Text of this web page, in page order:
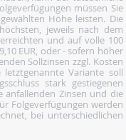
müssen Sie
Höhe leisten. Die
jeweils nach dem
und auf volle 100
EUR, oder - sofern höher
Sollzinsen zzgl. Kosten
letztgenannte Variante soll
stark gestiegenen
anfallenden Zinsen und die
Folgeverfügungen werden
bei unterschiedlichen